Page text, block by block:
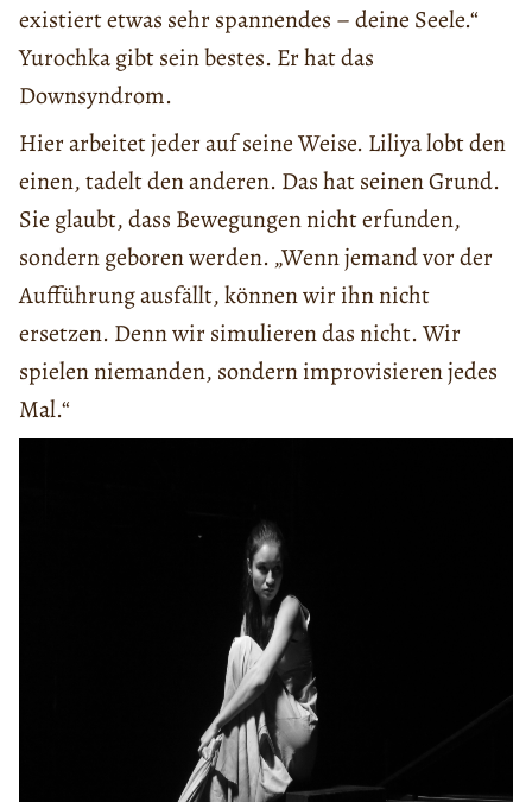
existiert etwas sehr spannendes – deine Seele.“
Yurochka gibt sein bestes. Er hat das
Downsyndrom.
Hier arbeitet jeder auf seine Weise. Liliya lobt den
einen, tadelt den anderen. Das hat seinen Grund.
Sie glaubt, dass Bewegungen nicht erfunden,
sondern geboren werden. „Wenn jemand vor der
Aufführung ausfällt, können wir ihn nicht
ersetzen. Denn wir simulieren das nicht. Wir
spielen niemanden, sondern improvisieren jedes
Mal.“